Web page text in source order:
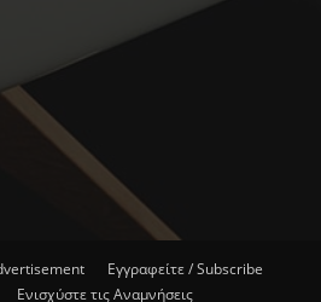
Εγγραφείτε / Subscribe
Ενισχύστε τις Αναμνήσεις